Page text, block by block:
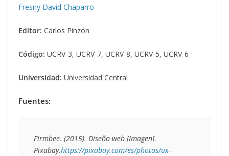
Fresny David Chaparro
Editor: Carlos Pinzón
Código: UCRV-3, UCRV-7, UCRV-8, UCRV-5, UCRV-6
Universidad: Universidad Central
Fuentes:
Firmbee. (2015). Diseño web [Imagen].
Pixabay.https://pixabay.com/es/photos/ux-